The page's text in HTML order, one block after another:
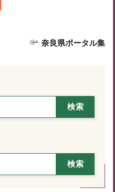
奈良県ポータル集